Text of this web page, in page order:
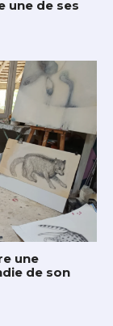
une de ses
une
de son